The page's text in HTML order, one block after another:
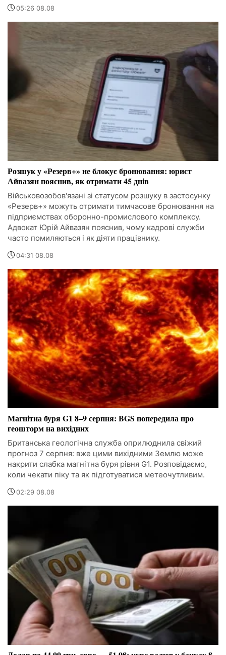
05:26 08.08
Розшук у «Резерв+» не блокує бронювання: юрист
Айвазян пояснив, як отримати 45 днів
Військовозобов'язані зі статусом розшуку в застосунку
«Резерв+» можуть отримати тимчасове бронювання на
підприємствах оборонно-промислового комплексу.
Адвокат Юрій Айвазян пояснив, чому кадрові служби
часто помиляються і як діяти працівнику.
04:31 08.08
Магнітна буря G1 8–9 серпня: BGS попередила про
геошторм на вихідних
Британська геологічна служба оприлюднила свіжий
прогноз 7 серпня: вже цими вихідними Землю може
накрити слабка магнітна буря рівня G1. Розповідаємо,
коли чекати піку та як підготуватися метеочутливим.
02:29 08.08